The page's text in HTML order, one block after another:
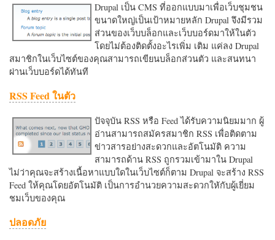
Drupal เป็น CMS ที่ออกแบบมาเพื่อเว็บชุมชน
ขนาดใหญ่เป็นเป้าหมายหลัก Drupal จึงมีรวม
ส่วนของเว็บบล็อกและเว็บบอร์ดมาให้ในตัว
โดยไม่ต้องติดตั้งอะไรเพิ่ม เติม แค่ลง Drupal
สมาชิกในเว็บไซต์ของคุณสามารถเขียนบล็อกส่วนตัว และสนทนา
ผ่านเว็บบอร์ดได้ทันที
RSS Feed ในตัว
ปัจจุบัน RSS หรือ Feed ได้รับความนิยมมาก ผู้
อ่านสามารถสมัครสมาชิก RSS เพื่อติดตาม
ข่าวสารอย่างสะดวกและอัตโนมัติ ความ
สามารถด้าน RSS ถูกรวมเข้ามาใน Drupal
ไม่ว่าคุณจะสร้างเนื้อหาแบบใดในเว็บไซต์ก็ตาม Drupal จะสร้าง RSS
Feed ให้คุณโดยอัตโนมัติ เป็นการอำนวยความสะดวกใหักับผู้เยี่ยม
ชมเว็บของคุณ
ปลอดภัย